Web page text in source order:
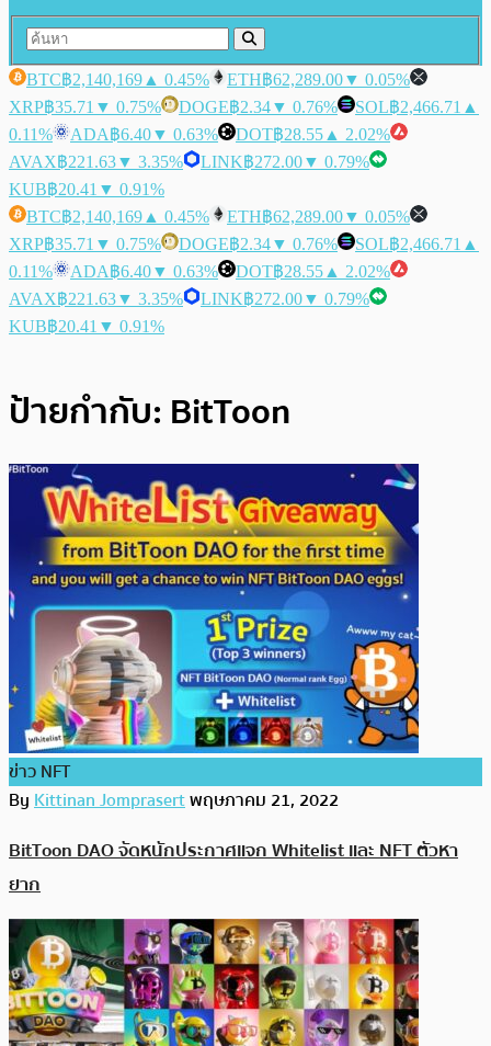
BTC฿2,140,169 ▲ 0.45% ETH฿62,289.00▼ 0.05%
XRP฿35.71 ▼ 0.75% DOGE฿2.34▼ 0.76% SOL฿2,466.71 ▲
0.11%
ADA฿6.40▼ 0.63% DOT฿28.55 ▲ 2.02%
AVAX฿221.63▼ 3.35% LINK฿272.00▼ 0.79%
KUB฿20.41 ▼ 0.91%
BTC฿2,140,169 ▲ 0.45% ETH฿62,289.00▼ 0.05%
XRP฿35.71 ▼ 0.75% DOGE฿2.34▼ 0.76% SOL฿2,466.71 ▲
0.11%
ADA฿6.40▼ 0.63% DOT฿28.55 ▲ 2.02%
AVAX฿221.63▼ 3.35% LINK฿272.00▼ 0.79%
KUB฿20.41 ▼ 0.91%
ป้ายกำกับ: BitToon
ข่าว NFT
ByKittinan Jomprasertพฤษภาคม 21, 2022
BitToon DAO จัดหนักประกาศแจก Whitelist และ NFT ตัวหา
ยาก